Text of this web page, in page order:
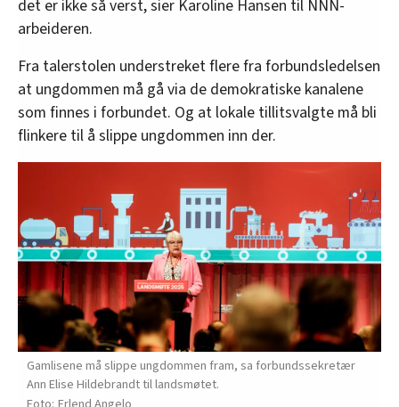
det er ikke så verst, sier Karoline Hansen til NNN-
arbeideren.
Fra talerstolen understreket flere fra forbundsledelsen
at ungdommen må gå via de demokratiske kanalene
som finnes i forbundet. Og at lokale tillitsvalgte må bli
flinkere til å slippe ungdommen inn der.
Gamlisene må slippe ungdommen fram, sa forbundssekretær
Ann Elise Hildebrandt til landsmøtet.